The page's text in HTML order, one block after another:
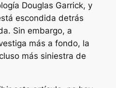
Douglas Garrick, y
escondida detrás
Sin embargo, a
más a fondo, la
más siniestra de